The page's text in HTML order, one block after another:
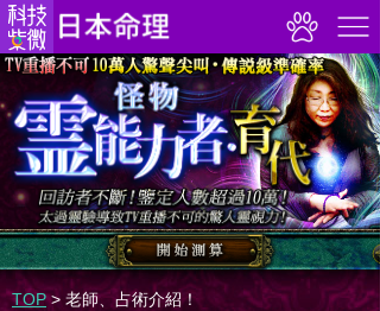
TOP> 老師、占術介紹！